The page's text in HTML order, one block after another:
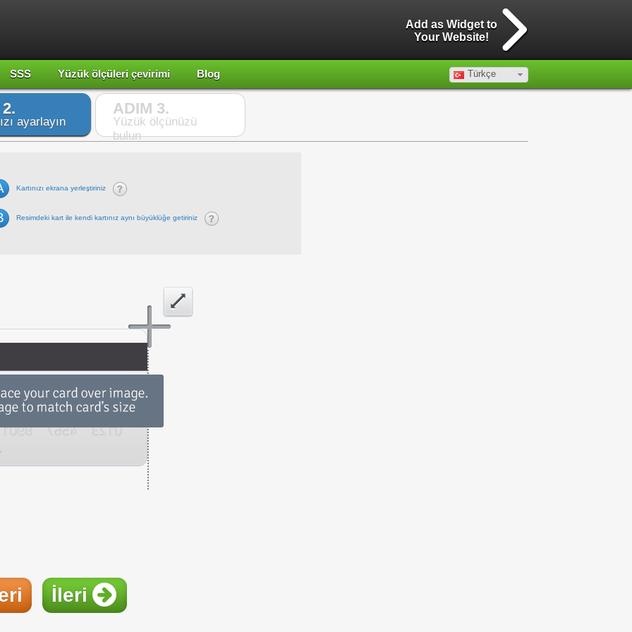
Add as Widget to
Your Website!
SSS Yüzük ölçüleri çevirimi Blog Türkçe
ayarlayın
ADIM 3.
Yüzük ölçünüzü
bulun
Kartınızı ekrana yerleştiriniz
Resimdeki kart ile kendi kartınız aynı büyüklüğe getiriniz
İleri